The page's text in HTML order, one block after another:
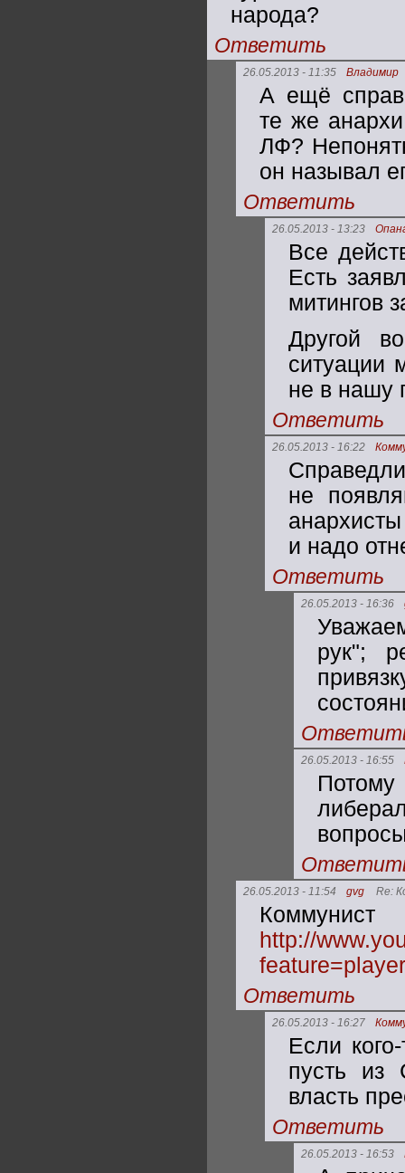
народа?
Ответить
26.05.2013 - 11:35 Владимир
А ещё
те же
ЛФ?
он называл
Ответить
26.05.2013 - 13:23
Все
Есть
митингов
Другой
ситуации
не в нашу
Ответить
26.05.2013 - 16:22
не
и надо
Ответить
26.05.2013 - 16:36
рук";
26.05.2013 - 16:55
26.05.2013 - 11:54 gvg Re:
http://
Ответить
26.05.2013 - 16:27
Если
пусть из
власть
Ответить
26.05.2013 - 16:53